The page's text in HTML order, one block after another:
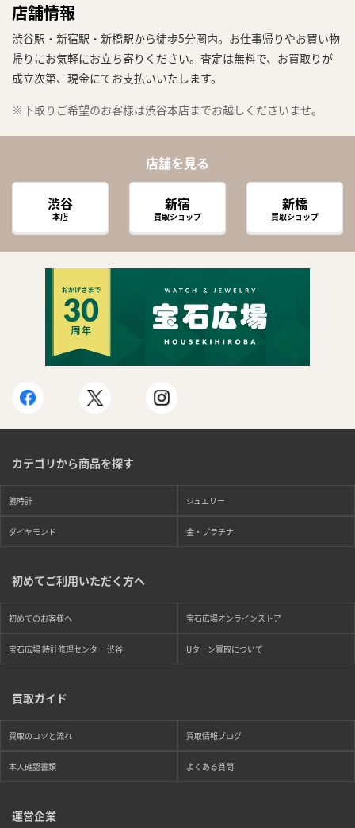
店舗情報
渋谷駅・新宿駅・新橋駅から徒歩5分圏内。お仕事帰りやお買い物
帰りにお気軽にお立ち寄りください。査定は無料で、お買取りが
成立次第、現金にてお支払いいたします。
※下取りご希望のお客様は渋谷本店までお越しくださいませ。
店舗を見る
渋谷
本店
新宿
買取ショップ
新橋
買取ショップ
カテゴリから商品を探す
腕時計 ジュエリー
ダイヤモンド 金・プラチナ
初めてご利用いただく方へ
初めてのお客様へ 宝石広場オンラインストア
宝石広場 時計修理センター 渋谷 Uターン買取について
買取ガイド
買取のコツと流れ 買取情報ブログ
本人確認書類 よくある質問
運営企業